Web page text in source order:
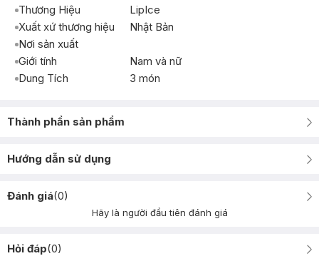
Thương Hiệu
LipIce
Xuất xứ thương hiệu
Nhật Bản
Nơi sản xuất
Giới tính
Nam và nữ
Dung Tích
3 món
Thành phần sản phẩm
Hướng dẫn sử dụng
Đánh giá(0)
Hãy là người đầu tiên đánh giá
Hỏi đáp(0)